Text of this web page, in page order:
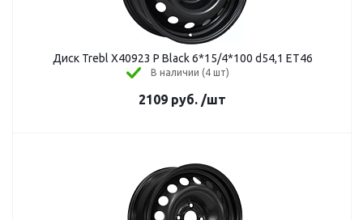
Диск Trebl X40923 P Black 6*15/4*100 d54,1 ЕТ46
В наличии (4 шт)
2109 руб. /шт